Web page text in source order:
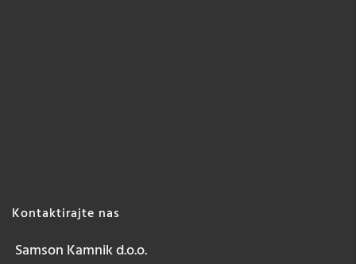
Kontaktirajte nas
Samson Kamnik d.o.o.